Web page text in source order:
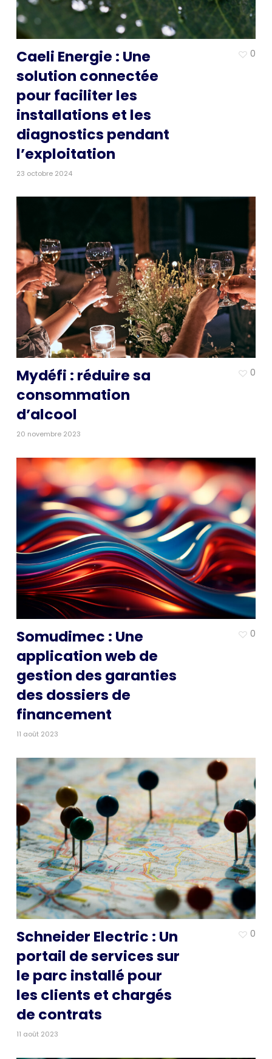
Caeli Energie : Une
solution connectée
pour faciliter les
installations et les
diagnostics pendant
l’exploitation
23 octobre 2024
0
Mydéfi : réduire sa
consommation
d’alcool
20 novembre 2023
0
Somudimec : Une
application web de
gestion des garanties
des dossiers de
financement
11 août 2023
0
Schneider Electric : Un
portail de services sur
le parc installé pour
les clients et chargés
de contrats
11 août 2023
0